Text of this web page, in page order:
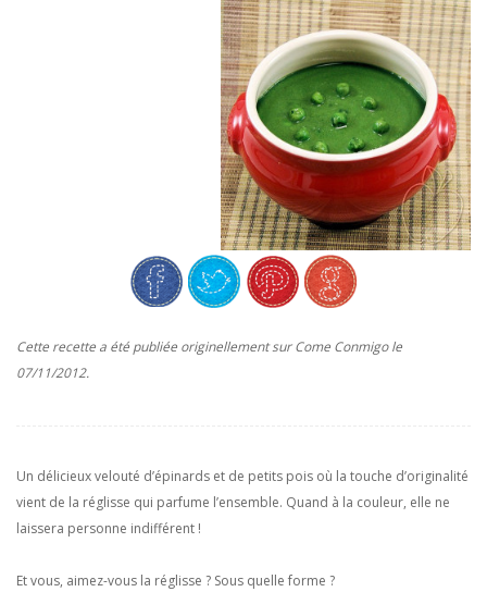
Cette recette a été publiée originellement sur Come Conmigo le
07/11/2012.
Un délicieux velouté d’épinards et de petits pois où la touche d’originalité
vient de la réglisse qui parfume l’ensemble. Quand à la couleur, elle ne
laissera personne indifférent !
Et vous, aimez-vous la réglisse ? Sous quelle forme ?